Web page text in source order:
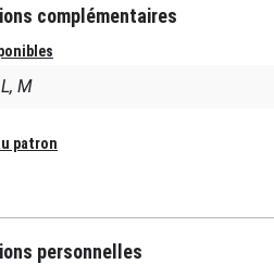
complémentaires
M
patron
personnelles